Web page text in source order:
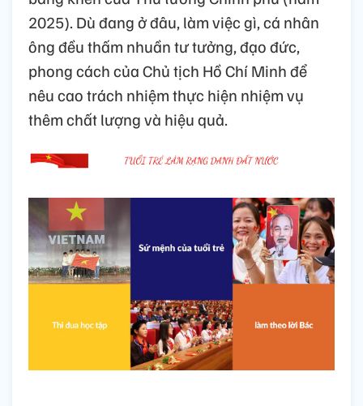
2025). Dù đang ở đâu, làm việc gì, cá nhân
ông đều thấm nhuần tư tưởng, đạo đức,
phong cách của Chủ tịch Hồ Chí Minh để
nêu cao trách nhiệm thực hiện nhiệm vụ
thêm chất lượng và hiệu quả.